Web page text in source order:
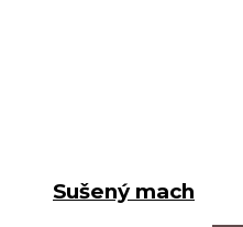
Sušený mach